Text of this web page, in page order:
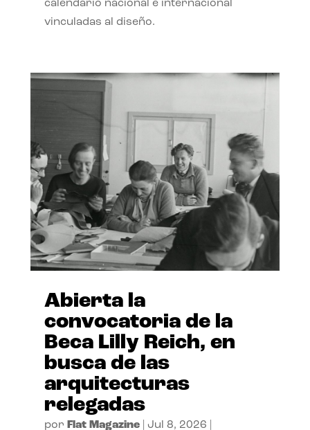
calendario nacional e internacional
vinculadas al diseño.
Abierta la
convocatoria de la
Beca Lilly Reich, en
busca de las
arquitecturas
relegadas
por Flat Magazine| Jul 8, 2026